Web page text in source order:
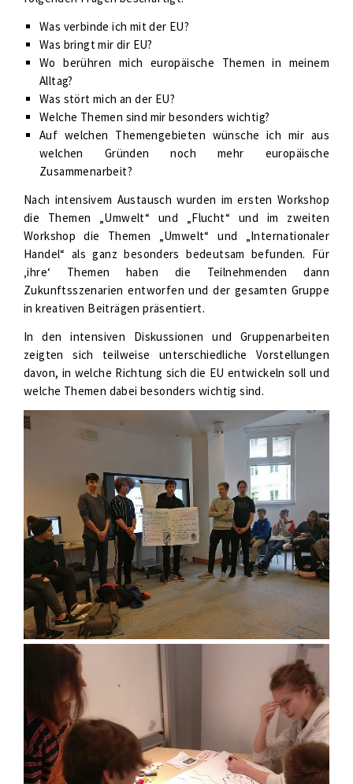
Was verbinde ich mit der EU?
Was bringt mir dir EU?
Wo berühren mich europäische Themen in meinem
Alltag?
Was stört mich an der EU?
Welche Themen sind mir besonders wichtig?
Auf welchen Themengebieten wünsche ich mir aus
welchen Gründen noch mehr europäische
Zusammenarbeit?
Nach intensivem Austausch wurden im ersten Workshop
die Themen „Umwelt“ und „Flucht“ und im zweiten
Workshop die Themen „Umwelt“ und „Internationaler
Handel“ als ganz besonders bedeutsam befunden. Für
‚ihre‘ Themen haben die Teilnehmenden dann
Zukunftsszenarien entworfen und der gesamten Gruppe
in kreativen Beiträgen präsentiert.
In den intensiven Diskussionen und Gruppenarbeiten
zeigten sich teilweise unterschiedliche Vorstellungen
davon, in welche Richtung sich die EU entwickeln soll und
welche Themen dabei besonders wichtig sind.